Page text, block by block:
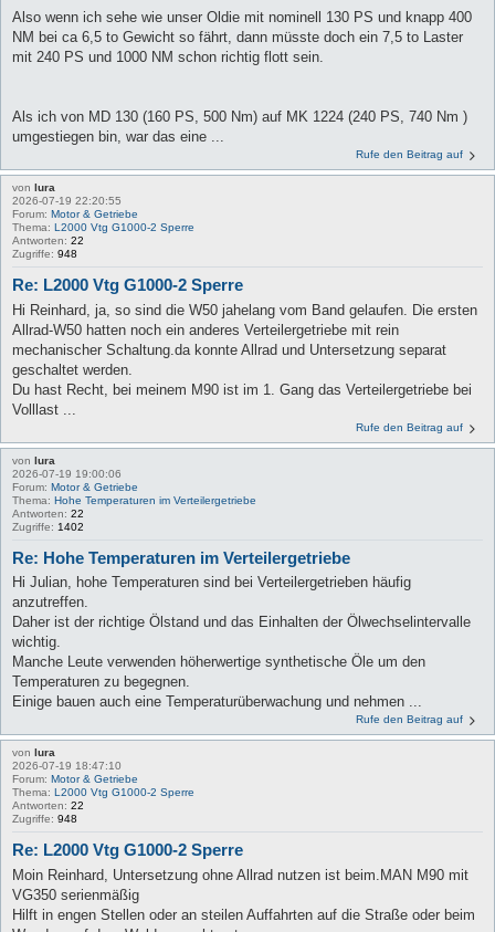
Also wenn ich sehe wie unser Oldie mit nominell 130 PS und knapp 400
NM bei ca 6,5 to Gewicht so fährt, dann müsste doch ein 7,5 to Laster
mit 240 PS und 1000 NM schon richtig flott sein.
Als ich von MD 130 (160 PS, 500 Nm) auf MK 1224 (240 PS, 740 Nm )
umgestiegen bin, war das eine ...
Rufe den Beitrag auf
von
lura
2026-07-19 22:20:55
Forum: Motor & Getriebe
Thema: L2000 Vtg G1000-2 Sperre
Antworten: 22
Zugriffe: 948
Re: L2000 Vtg G1000-2 Sperre
Hi Reinhard, ja, so sind die W50 jahelang vom Band gelaufen. Die ersten
Allrad-W50 hatten noch ein anderes Verteilergetriebe mit rein
mechanischer Schaltung.da konnte Allrad und Untersetzung separat
geschaltet werden.
Du hast Recht, bei meinem M90 ist im 1. Gang das Verteilergetriebe bei
Volllast ...
Rufe den Beitrag auf
von lura
2026-07-19 19:00:06
Forum: Motor & Getriebe
Thema: Hohe Temperaturen im Verteilergetriebe
Antworten: 22
Zugriffe: 1402
Re: Hohe Temperaturen im Verteilergetriebe
Hi Julian, hohe Temperaturen sind bei Verteilergetrieben häufig
anzutreffen.
Daher ist der richtige Ölstand und das Einhalten der Ölwechselintervalle
wichtig.
Manche Leute verwenden höherwertige synthetische Öle um den
Temperaturen zu begegnen.
Einige bauen auch eine Temperaturüberwachung und nehmen ...
Rufe den Beitrag auf
von
lura
2026-07-19 18:47:10
Forum: Motor & Getriebe
Thema: L2000 Vtg G1000-2 Sperre
Antworten: 22
Zugriffe: 948
Re: L2000 Vtg G1000-2 Sperre
Moin Reinhard, Untersetzung ohne Allrad nutzen ist beim.MAN M90 mit
VG350 serienmäßig
Hilft in engen Stellen oder an steilen Auffahrten auf die Straße oder beim